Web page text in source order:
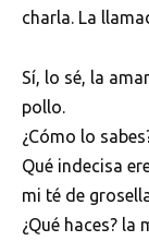
charla. La
Sí, lo sé, la
pollo.
¿Cómo lo
Qué indecisa
mi té de
¿Qué haces?